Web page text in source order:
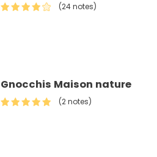
(24 notes)
Gnocchis Maison nature
(2 notes)